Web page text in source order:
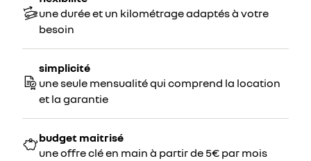
une durée et un kilométrage adaptés à votre
besoin
simplicité
une seule mensualité qui comprend la location
et la garantie
budget maitrisé
une offre clé en main à partir de 5€ par mois